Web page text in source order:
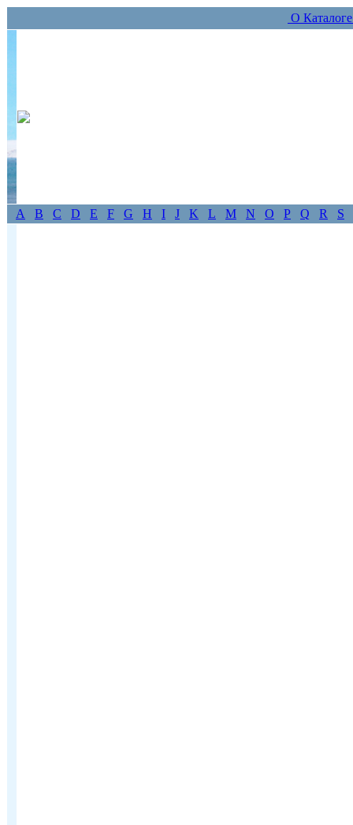
О
A B C D E F G H I J K L M N O P Q R S